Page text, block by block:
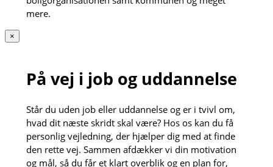
mere.
×
På vej i job og uddannelse
Står du uden job eller uddannelse og er i tvivl om,
hvad dit næste skridt skal være? Hos os kan du få
personlig vejledning, der hjælper dig med at finde
den rette vej. Sammen afdækker vi din motivation
og mål, så du får et klart overblik og en plan for,